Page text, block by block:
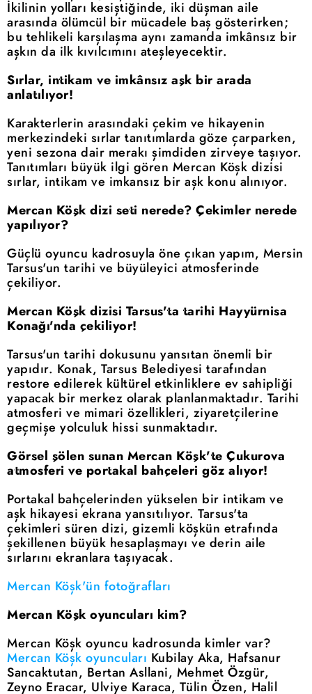
İkilinin yolları kesiştiğinde, iki düşman aile
arasında ölümcül bir mücadele baş gösterirken;
bu tehlikeli karşılaşma aynı zamanda imkânsız bir
aşkın da ilk kıvılcımını ateşleyecektir.
Sırlar, intikam ve imkânsız aşk bir arada
anlatılıyor!
Karakterlerin arasındaki çekim ve hikayenin
merkezindeki sırlar tanıtımlarda göze çarparken,
yeni sezona dair merakı şimdiden zirveye taşıyor.
Tanıtımları büyük ilgi gören Mercan Köşk dizisi
sırlar, intikam ve imkansız bir aşk konu alınıyor.
Mercan Köşk dizi seti nerede? Çekimler nerede
yapılıyor?
Güçlü oyuncu kadrosuyla öne çıkan yapım, Mersin
Tarsus'un tarihi ve büyüleyici atmosferinde
çekiliyor.
Mercan Köşk dizisi Tarsus'ta tarihi Hayyürnisa
Konağı'nda çekiliyor!
Tarsus'un tarihi dokusunu yansıtan önemli bir
yapıdır. Konak, Tarsus Belediyesi tarafından
restore edilerek kültürel etkinliklere ev sahipliği
yapacak bir merkez olarak planlanmaktadır. Tarihi
atmosferi ve mimari özellikleri, ziyaretçilerine
geçmişe yolculuk hissi sunmaktadır.
Görsel şölen sunan Mercan Köşk'te Çukurova
atmosferi ve portakal bahçeleri göz alıyor!
Portakal bahçelerinden yükselen bir intikam ve
aşk hikayesi ekrana yansıtılıyor. Tarsus'ta
çekimleri süren dizi, gizemli köşkün etrafında
şekillenen büyük hesaplaşmayı ve derin aile
sırlarını ekranlara taşıyacak.
Mercan Köşk'ün fotoğrafları
Mercan Köşk oyuncuları kim?
Mercan Köşk oyuncu kadrosunda kimler var?
Mercan Köşk oyuncuları Kubilay Aka, Hafsanur
Sancaktutan, Bertan Asllani, Mehmet Özgür,
Zeyno Eracar, Ulviye Karaca, Tülin Özen, Halil